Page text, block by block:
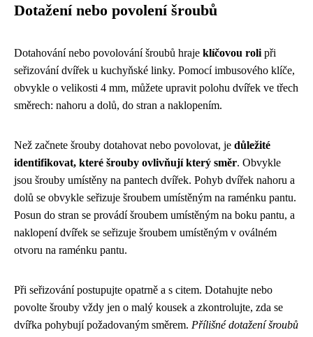
Dotažení nebo povolení šroubů
Dotahování nebo povolování šroubů hraje klíčovou roli při
seřizování dvířek u kuchyňské linky. Pomocí imbusového klíče,
obvykle o velikosti 4 mm, můžete upravit polohu dvířek ve třech
směrech: nahoru a dolů, do stran a naklopením.
Než začnete šrouby dotahovat nebo povolovat, je důležité
identifikovat, které šrouby ovlivňují který směr. Obvykle
jsou šrouby umístěny na pantech dvířek. Pohyb dvířek nahoru a
dolů se obvykle seřizuje šroubem umístěným na raménku pantu.
Posun do stran se provádí šroubem umístěným na boku pantu, a
naklopení dvířek se seřizuje šroubem umístěným v oválném
otvoru na raménku pantu.
Při seřizování postupujte opatrně a s citem. Dotahujte nebo
povolte šrouby vždy jen o malý kousek a zkontrolujte, zda se
dvířka pohybují požadovaným směrem. Přílišné dotažení šroubů